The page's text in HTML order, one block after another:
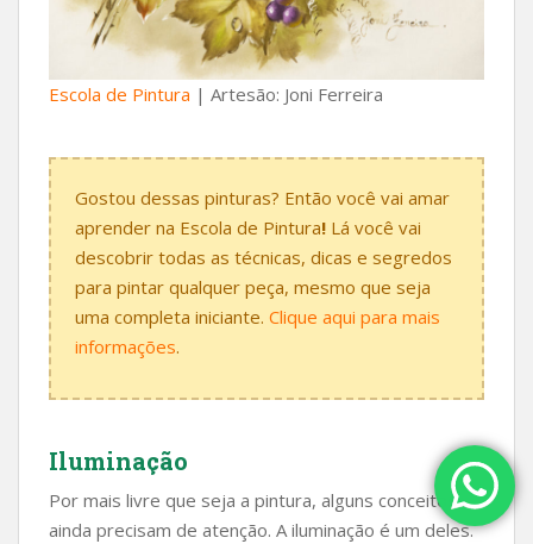
Escola de Pintura | Artesão: Joni Ferreira
Gostou dessas pinturas? Então você vai amar
aprender na Escola de Pintura! Lá você vai
descobrir todas as técnicas, dicas e segredos
para pintar qualquer peça, mesmo que seja
uma completa iniciante. Clique aqui para mais
informações.
Iluminação
Por mais livre que seja a pintura, alguns conceitos
ainda precisam de atenção. A iluminação é um deles.